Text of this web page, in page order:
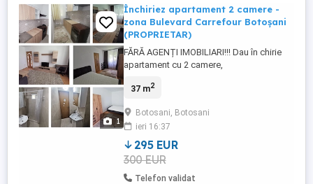
1
Închiriez apartament 2 camere -
zona Bulevard Carrefour Botoșani
(PROPRIETAR)
FĂRĂ AGENȚI IMOBILIARI!!! Dau în chirie
apartament cu 2 camere,
zonă liniștită și accesibilă, aproape de
acum 2 ani - Încălzire Modern Calor
(Călduros) - Mobilat și utilat - Se află la a
doua închiriere - Aproape de magazine ...
37 m2
Botosani, Botosani
ieri 16:37
295 EUR
300 EUR
Telefon validat